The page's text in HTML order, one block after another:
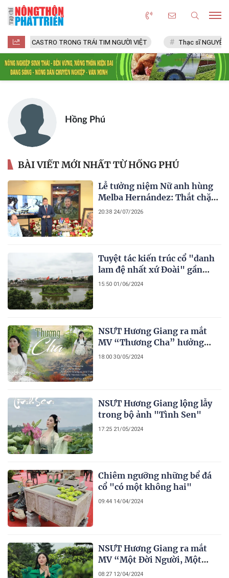
FIDEL CASTRO TRONG TRÁI TIM NGƯỜI VIỆT Thạc sĩ NGUYỄN
Hồng Phú
BÀI VIẾT MỚI NHẤT TỪ HỒNG PHÚ
Lễ tưởng niệm Nữ anh hùng
Melba Hernández: Thắt chặt
tình hữu nghị đặc biệt Việt
20:38 24/07/2026
Tuyệt tác kiến trúc cổ "danh
lam đệ nhất xứ Đoài" gần
400 năm tuổi
15:50 01/06/2024
NSƯT Hương Giang ra mắt
MV “Thương Cha” hưởng
ứng Ngày Của Cha năm 2024
18:00 30/05/2024
NSƯT Hương Giang lộng lẫy
trong bộ ảnh "Tình Sen"
17:25 21/05/2024
Chiêm ngưỡng những bể đá
cổ "có một không hai"
09:44 14/04/2024
NSƯT Hương Giang ra mắt
MV “Một Đời Người, Một
Rừng Cây” với thông điệp tri
08:27 12/04/2024